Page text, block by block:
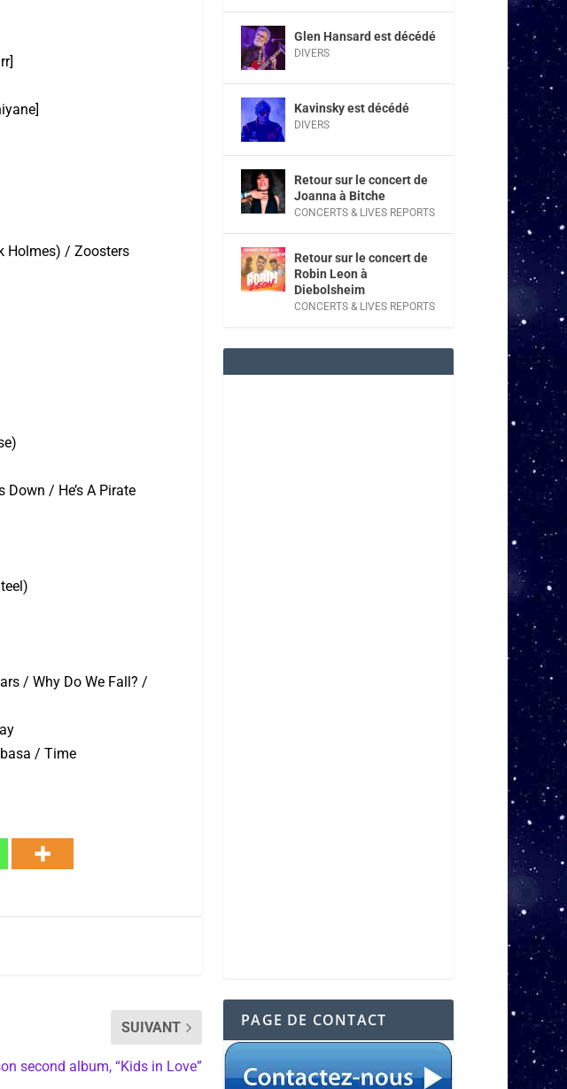
Holmes) / Zoosters
/ He’s A Pirate
/ Why Do We Fall? /
/ Time
SUIVANT
second album, “Kids in Love”
Glen Hansard est décédé
DIVERS
Kavinsky est décédé
DIVERS
Retour sur le concert de
Joanna à Bitche
CONCERTS & LIVES REPORTS
Retour sur le concert de
Robin Leon à
Diebolsheim
CONCERTS & LIVES REPORTS
PAGE DE CONTACT